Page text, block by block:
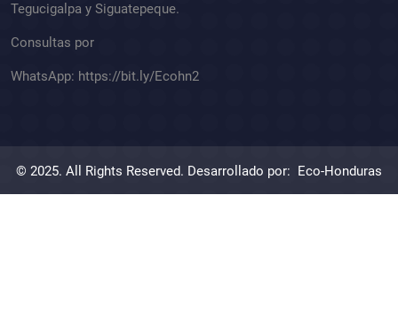
Tegucigalpa y Siguatepeque.
Consultas por
WhatsApp: https://bit.ly/Ecohn2
© 2025. All Rights Reserved. Desarrollado por: Eco-Honduras